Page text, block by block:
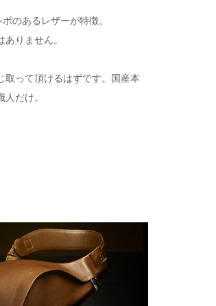
のあるレザーが特徴。
りません。
取って頂けるはずです。国産本
だけ。